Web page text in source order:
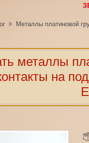
Металлы платиновой
металлы
на